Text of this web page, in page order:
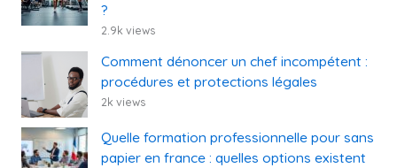
?
2.9k views
Comment dénoncer un chef incompétent :
procédures et protections légales
2k views
Quelle formation professionnelle pour sans
papier en france : quelles options existent